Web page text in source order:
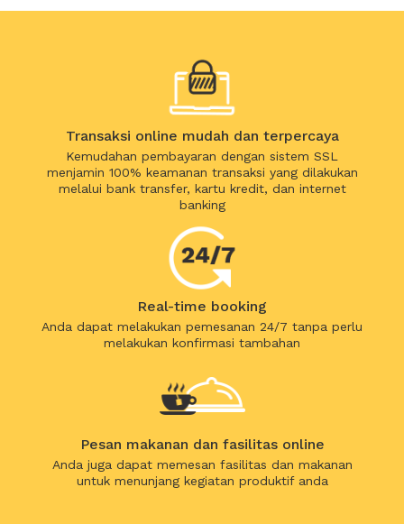
Transaksi online mudah dan terpercaya
Kemudahan pembayaran dengan sistem SSL
menjamin 100% keamanan transaksi yang dilakukan
melalui bank transfer, kartu kredit, dan internet
banking
Real-time booking
Anda dapat melakukan pemesanan 24/7 tanpa perlu
melakukan konfirmasi tambahan
Pesan makanan dan fasilitas online
Anda juga dapat memesan fasilitas dan makanan
untuk menunjang kegiatan produktif anda